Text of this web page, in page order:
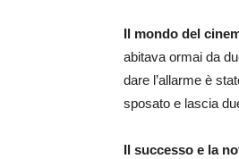
Il mondo del
abitava ormai da
dare l’allarme è
sposato e lascia
Il successo e la